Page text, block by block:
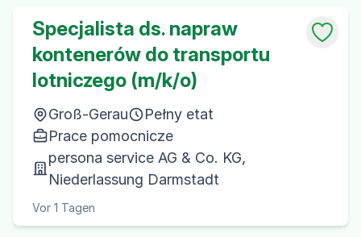
Specjalista ds. napraw
kontenerów do transportu
lotniczego (m/k/o)
Groß-Gerau
Pełny etat
Prace pomocnicze
persona service AG & Co. KG,
Niederlassung Darmstadt
Vor 1 Tagen